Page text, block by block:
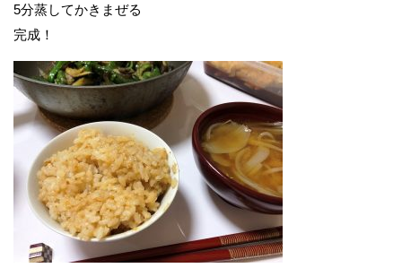
5分蒸してかきまぜる
完成！